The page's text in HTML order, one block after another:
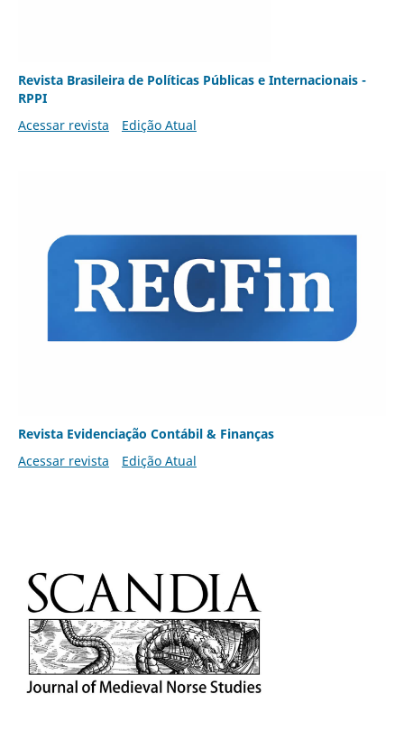
Revista Brasileira de Políticas Públicas e Internacionais -
RPPI
Acessar revista
Edição Atual
Revista Evidenciação Contábil & Finanças
Acessar revista
Edição Atual